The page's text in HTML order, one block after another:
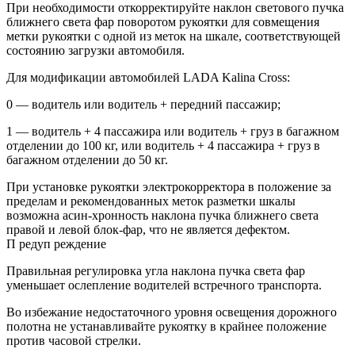
При необходимости откорректируйте наклон светового пучка
ближнего света фар поворотом рукоятки для совмещения
метки рукоятки с одной из меток на шкале, соответствующей
состоянию загрузки автомобиля.
Для модификации автомобилей LADA Kalina Cross:
0 — водитель или водитель + передний пассажир;
1 — водитель + 4 пассажира или водитель + груз в багажном
отделении до 100 кг, или водитель + 4 пассажира + груз в
багажном отделении до 50 кг.
При установке рукоятки электрокорректора в положение за
пределам и рекомендованных меток разметки шкалы
возможна асин-хронность наклона пучка ближнего света
правой и левой блок-фар, что не является дефектом.
П редуп реждение
Правильная регулировка угла наклона пучка света фар
уменьшает ослепление водителей встречного транспорта.
Во избежание недостаточного уровня освещения дорожного
полотна не устанавливайте рукоятку в крайнее положение
против часовой стрелки.